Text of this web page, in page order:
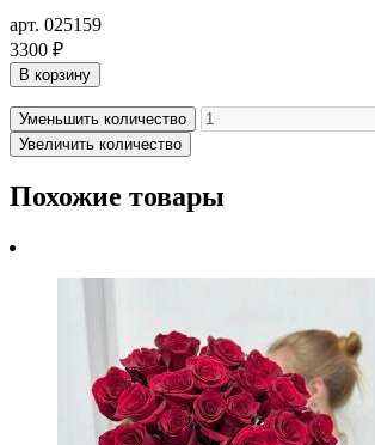
арт. 025159
3300 ₽
В корзину
Уменьшить количество
Увеличить количество
Похожие товары